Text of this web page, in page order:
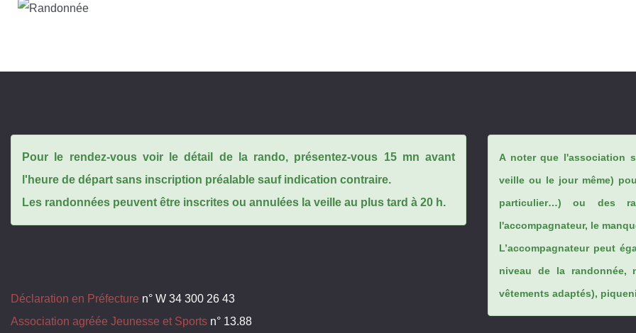
Pour le rendez-vous voir le détail de la rando, présentez-vous 15 mn avant
l'heure de départ sans inscription préalable sauf indication contraire.
Les randonnées peuvent être inscrites ou annulées la veille au plus tard à 20 h.
Déclaration en Préfecture n° W 34 300 26 43
Association agréée Jeunesse et Sports n° 13.88
A noter que l'association
veille ou le jour même)
particulier…) ou des
l'accompagnateur, le
L’accompagnateur peut
niveau de la randonnée,
vêtements adaptés),